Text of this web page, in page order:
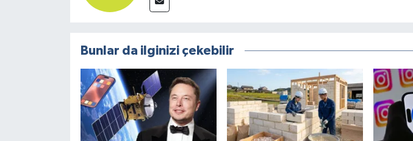
Bunlar da ilginizi çekebilir